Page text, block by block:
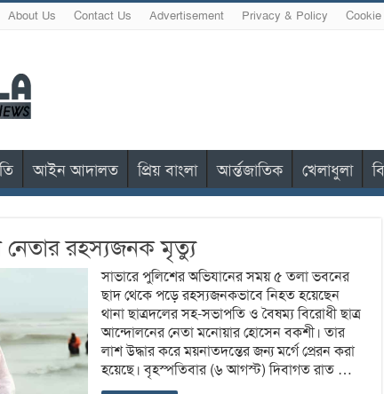
About Us Contact Us Advertisement Privacy & Policy
আইন আদালত প্রিয় বাংলা আর্ন্তজাতিক খেলাধুলা
নেতার রহস্যজনক মৃত্যু
সাভারে পুলিশের অভিযানের সময় ৫ তলা ভবনের
ছাদ থেকে পড়ে রহস্যজনকভাবে নিহত হয়েছেন
থানা ছাত্রদলের সহ-সভাপতি ও বৈষম্য বিরোধী ছাত্র
আন্দোলনের নেতা মনোয়ার হোসেন বকশী। তার
লাশ উদ্ধার করে ময়নাতদন্তের জন্য মর্গে প্রেরন করা
হয়েছে। বৃহস্পতিবার (৬ আগস্ট) দিবাগত রাত …